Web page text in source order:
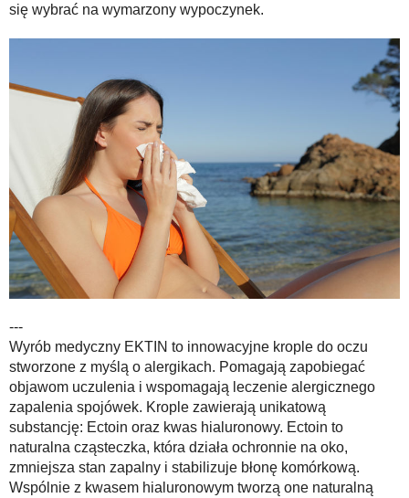
się wybrać na wymarzony wypoczynek.
---
Wyrób medyczny EKTIN to innowacyjne krople do oczu
stworzone z myślą o alergikach. Pomagają zapobiegać
objawom uczulenia i wspomagają leczenie alergicznego
zapalenia spojówek. Krople zawierają unikatową
substancję: Ectoin oraz kwas hialuronowy. Ectoin to
naturalna cząsteczka, która działa ochronnie na oko,
zmniejsza stan zapalny i stabilizuje błonę komórkową.
Wspólnie z kwasem hialuronowym tworzą one naturalną